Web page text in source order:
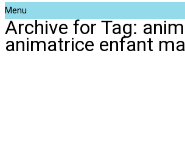
Menu
Archive for Tag:
animatrice enfant